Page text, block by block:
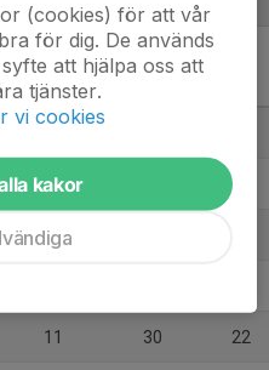
M
13 32
12
11 30 22
(cookies) för att vår
för dig. De används
att hjälpa oss att
tjänster.
vi cookies
kakor